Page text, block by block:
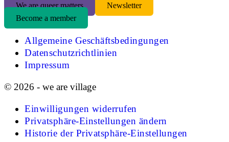
We are queer matters
Newsletter
Become a member
Allgemeine Geschäftsbedingungen
Datenschutzrichtlinien
Impressum
© 2026 - we are village
Einwilligungen widerrufen
Privatsphäre-Einstellungen ändern
Historie der Privatsphäre-Einstellungen